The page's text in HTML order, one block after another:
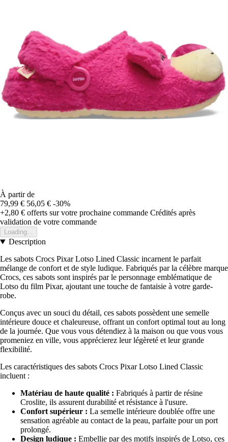
À partir de
79,99 € 56,05 € -30%
+2,80 € offerts sur votre prochaine commande Crédités après
validation de votre commande
Loading...
Description
Les sabots Crocs Pixar Lotso Lined Classic incarnent le parfait
mélange de confort et de style ludique. Fabriqués par la célèbre marque
Crocs, ces sabots sont inspirés par le personnage emblématique de
Lotso du film Pixar, ajoutant une touche de fantaisie à votre garde-
robe.
Conçus avec un souci du détail, ces sabots possèdent une semelle
intérieure douce et chaleureuse, offrant un confort optimal tout au long
de la journée. Que vous vous détendiez à la maison ou que vous vous
promeniez en ville, vous apprécierez leur légèreté et leur grande
flexibilité.
Les caractéristiques des sabots Crocs Pixar Lotso Lined Classic
incluent :
Matériau de haute qualité : Fabriqués à partir de résine
Croslite, ils assurent durabilité et résistance à l'usure.
Confort supérieur : La semelle intérieure doublée offre une
sensation agréable au contact de la peau, parfaite pour un port
prolongé.
Design ludique : Embellie par des motifs inspirés de Lotso, ces